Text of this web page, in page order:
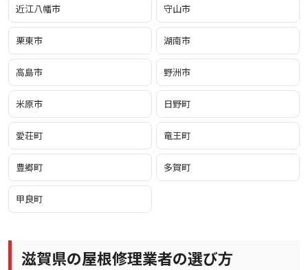
近江八幡市 守山市
栗東市 湖南市
高島市 野洲市
米原市 日野町
愛荘町 竜王町
豊郷町 多賀町
甲良町
滋賀県の屋根修理業者の選び方